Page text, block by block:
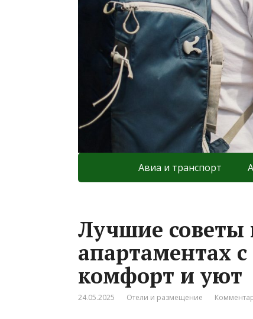
Авиа и транспорт
Лучшие
апартаментах
комфорт и уют
24.05.2025 Отели и размещение